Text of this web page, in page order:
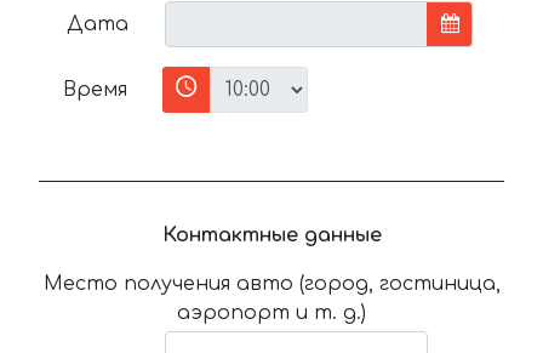
Дата
Время
Контактные данные
Место получения авто (город, гостиница,
аэропорт и т. д.)